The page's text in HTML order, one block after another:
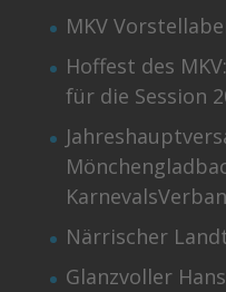
MKV
Hoffest des
für die Session
Närrischer
Glanzvoller